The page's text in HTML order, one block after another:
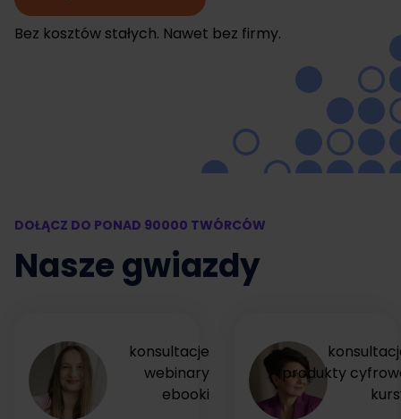
Bez kosztów stałych. Nawet bez firmy.
DOŁĄCZ DO PONAD 90000 TWÓRCÓW
Nasze gwiazdy
konsultacje
webinary
ebooki
produkty